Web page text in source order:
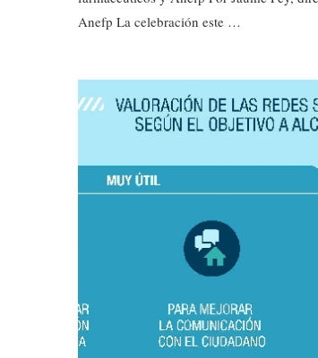
Anefp La celebración este …